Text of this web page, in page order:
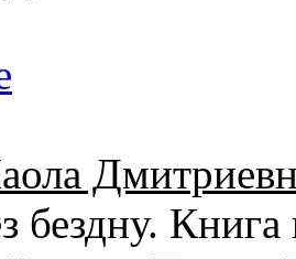
бездну. Книга